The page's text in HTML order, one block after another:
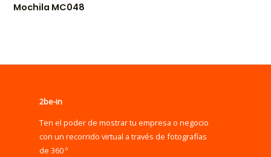
Mochila MC048
2be-in
Ten el poder de mostrar tu empresa o negocio
con un recorrido virtual a través de fotografías
de 360 º